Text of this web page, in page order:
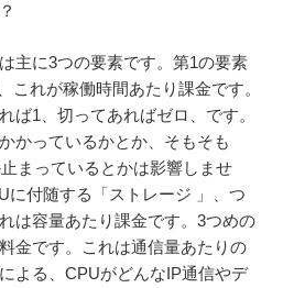
主に3つの要素です。第1の要素
これが稼働時間あたり課金です。
ば1、切ってあればゼロ、です。
かっているかとか、そもそも
まっているとかは影響しませ
に付随する「ストレージ 」、つ
は容量あたり課金です。3つめの
金です。これは通信量あたりの
よる、CPUがどんなIP通信やデ